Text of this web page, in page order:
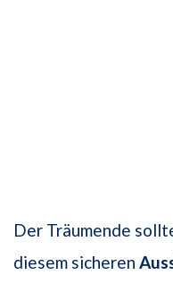
Der Träumende
diesem sicheren